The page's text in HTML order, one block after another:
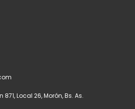
Local 26, Morón, Bs. As.